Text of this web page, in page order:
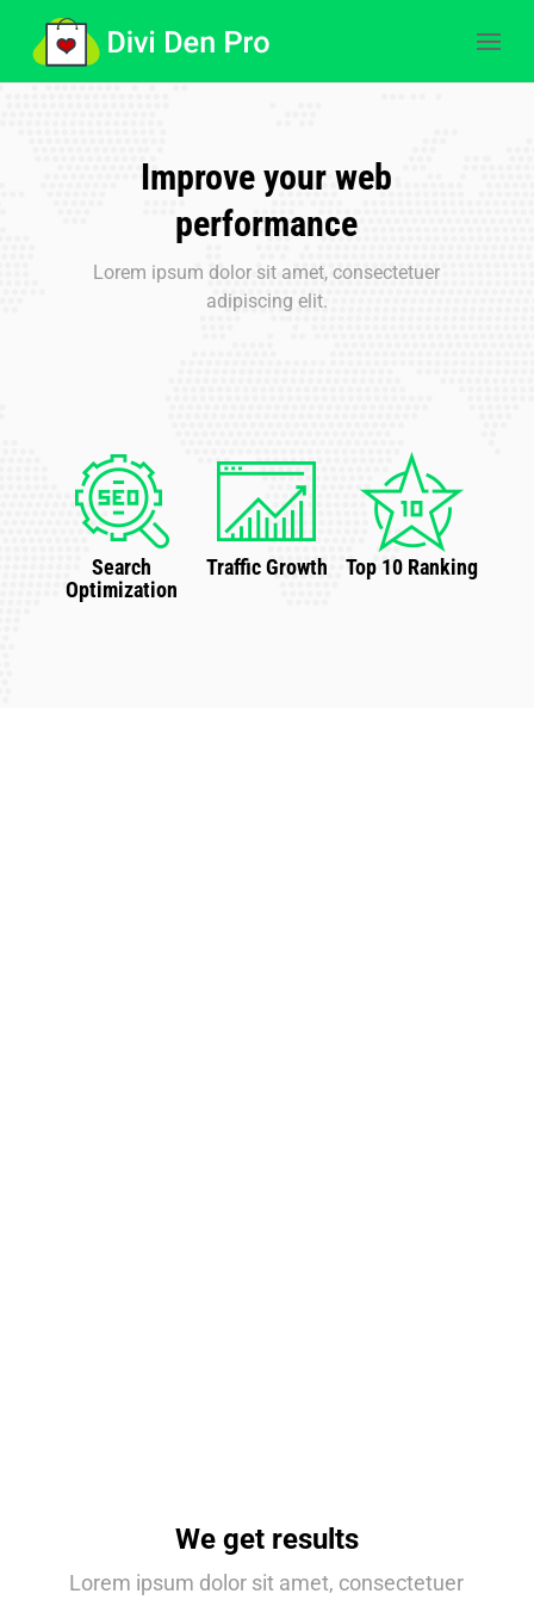
Improve your web
performance
Lorem ipsum dolor sit amet, consectetuer
adipiscing elit.
Search
Optimization
Traffic Growth Top 10 Ranking
We get results
Lorem ipsum dolor sit amet, consectetuer